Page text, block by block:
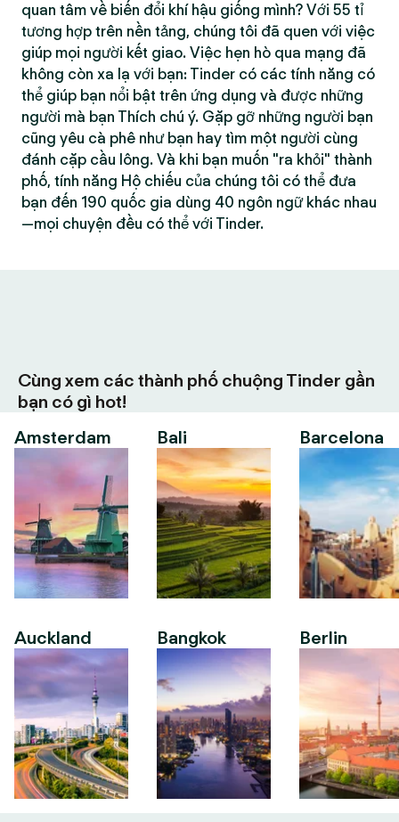
quan tâm về biến đổi khí hậu giống mình? Với 55 tỉ
tương hợp trên nền tảng, chúng tôi đã quen với việc
giúp mọi người kết giao. Việc hẹn hò qua mạng đã
không còn xa lạ với bạn: Tinder có các tính năng có
thể giúp bạn nổi bật trên ứng dụng và được những
người mà bạn Thích chú ý. Gặp gỡ những người bạn
cũng yêu cà phê như bạn hay tìm một người cùng
đánh cặp cầu lông. Và khi bạn muốn "ra khỏi" thành
phố, tính năng Hộ chiếu của chúng tôi có thể đưa
bạn đến 190 quốc gia dùng 40 ngôn ngữ khác nhau
—mọi chuyện đều có thể với Tinder.
Cùng xem các thành phố chuộng Tinder gần
bạn có gì hot!
Amsterdam
Auckland
Bali
Bangkok
Barcelona
Berlin